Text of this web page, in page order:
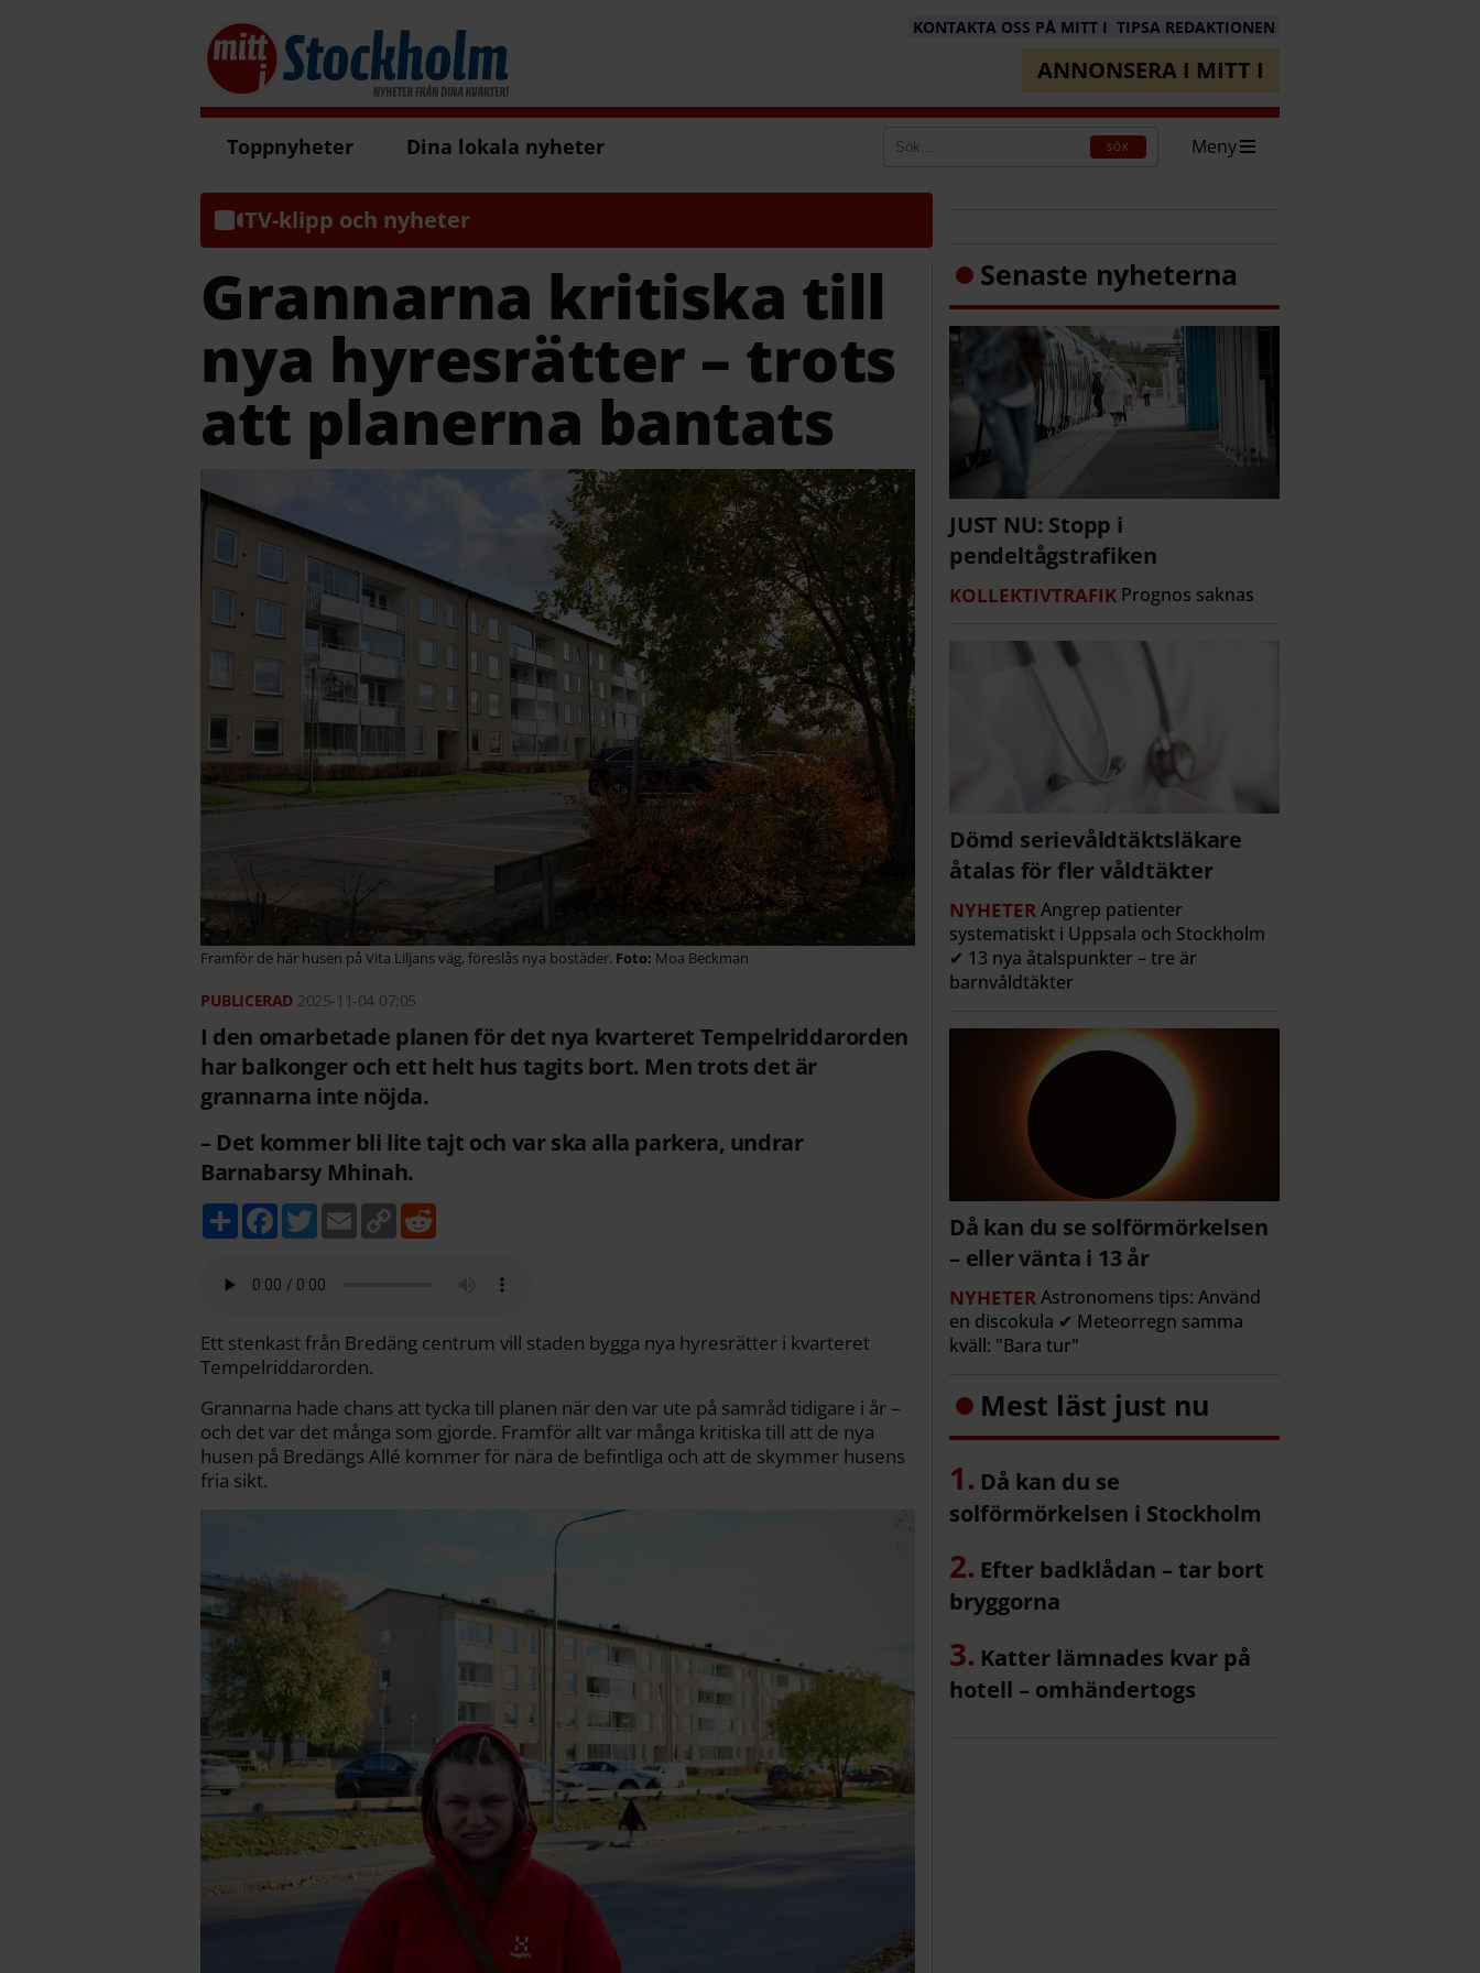
KONTAKTA OSS PÅ MITT I TIPSA REDAKTIONEN
ANNONSERA I MITT I
Toppnyheter Dina lokala nyheter SÖK Meny
TV-klipp och nyheter
Grannarna kritiska till
nya hyresrätter – trots
att planerna bantats
Framför de här husen på Vita Liljans väg, föreslås nya bostäder. Moa Beckman
2025-11-04 07:05
I den omarbetade planen för det nya kvarteret Tempelriddarorden
har balkonger och ett helt hus tagits bort. Men trots det är
grannarna inte nöjda.
– Det kommer bli lite tajt och var ska alla parkera, undrar
Barnabarsy Mhinah.
D
e
F
c
b
k
T
w
t
E
m
a
C
o
p
k
Ett stenkast från Bredäng centrum vill staden bygga nya hyresrätter i kvarteret
Tempelriddarorden.
Grannarna hade chans att tycka till planen när den var ute på samråd tidigare i år –
och det var det många som gjorde. Framför allt var många kritiska till att de nya
husen på Bredängs Allé kommer för nära de befintliga och att de skymmer husens
fria sikt.
Senaste nyheterna
JUST NU: Stopp i
pendeltågstrafiken
KOLLEKTIVTRAFIK Prognos saknas
Dömd serievåldtäktsläkare
åtalas för fler våldtäkter
NYHETERAngrep patienter
systematiskt i Uppsala och Stockholm
✔ 13 nya åtalspunkter – tre är
barnvåldtäkter
Då kan du se solförmörkelsen
– eller vänta i 13 år
NYHETERAstronomens tips: Använd
en discokula ✔ Meteorregn samma
kväll: "Bara tur"
Mest läst just nu
Då kan du se
solförmörkelsen i Stockholm
Efter badklådan – tar bort
bryggorna
Katter lämnades kvar på
hotell – omhändertogs